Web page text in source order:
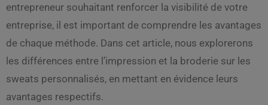
entrepreneur souhaitant renforcer la visibilité de votre
entreprise, il est important de comprendre les avantages
de chaque méthode. Dans cet article, nous explorerons
les différences entre l’impression et la broderie sur les
sweats personnalisés, en mettant en évidence leurs
avantages respectifs.